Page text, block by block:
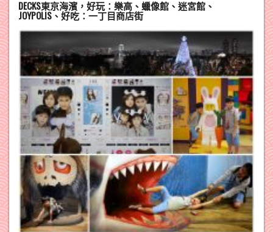
DECKS東京海濱，好玩：樂高、蠟像館、迷宮館、
JOYPOLIS、好吃：一丁目商店街